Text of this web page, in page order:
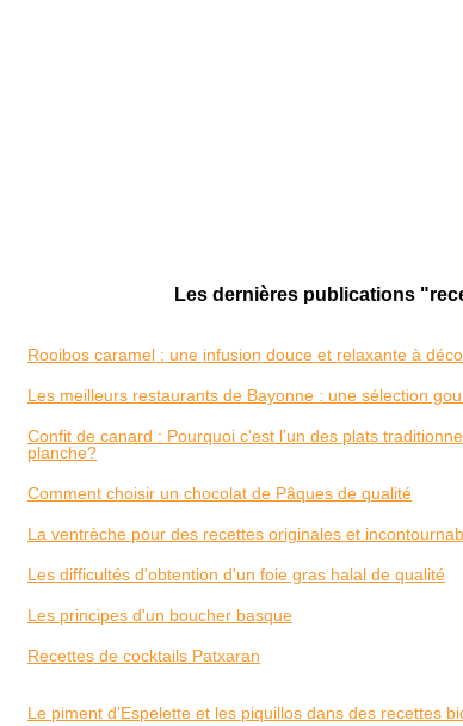
Les dernières publications
Rooibos caramel : une infusion douce et relaxante à
Les meilleurs restaurants de Bayonne : une sélection
Confit de canard : Pourquoi c'est l'un des plats
planche?
Comment choisir un chocolat de Pâques de qualité
La ventrèche pour des recettes originales et
Les difficultés d'obtention d'un foie gras halal de qualité
Les principes d'un boucher basque
Recettes de cocktails Patxaran
Le piment d'Espelette et les piquillos dans des recettes